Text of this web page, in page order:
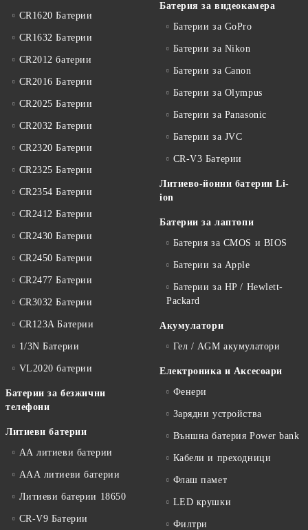
CR1620 Батерии
CR1632 Батерии
CR2012 батерии
CR2016 Батерии
CR2025 Батерии
CR2032 Батерии
CR2320 Батерии
CR2325 Батерии
CR2354 Батерии
CR2412 Батерии
CR2430 Батерии
CR2450 Батерии
CR2477 Батерии
CR3032 Батерии
CR123A Батерии
1/3N Батерии
VL2020 батерии
Батерии за безжични
телефони
Литиеви батерии
АА литиеви батерии
ААА литиеви батерии
Литиеви батерии 18650
CR-V9 Батерии
Батерия за видеокамера
Батерии за GoPro
Батерии за Nikon
Батерии за Canon
Батерии за Olympus
Батерии за Panasonic
Батерии за JVC
CR-V3 Батерии
Литиево-йонни батерии Li-
ion
Батерии за лаптопи
Батерия за CMOS и BIOS
Батерии за Apple
Батерии за HP / Hewlett-
Packard
Акумулатори
Гел / AGM акумулатори
Електроника и Аксесоари
Фенери
Зарядни устройства
Външна батерия Power bank
Кабели и преходници
Флаш памет
LED крушки
Филтри